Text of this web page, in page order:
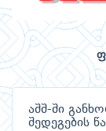
აშშ-ში
შედეგების